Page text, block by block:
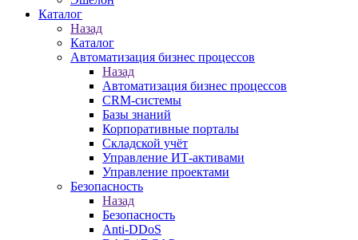
Каталог
Назад
Каталог
Автоматизация бизнес процессов
Назад
Автоматизация бизнес процессов
CRM-системы
Базы знаний
Корпоративные порталы
Складской учёт
Управление ИТ-активами
Управление проектами
Безопасность
Назад
Безопасность
Anti-DDoS